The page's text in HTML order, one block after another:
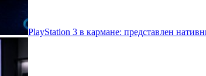
PlayStation 3 в кармане: представлен